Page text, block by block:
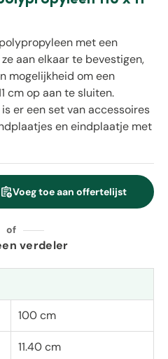
met een
aan elkaar te bevestigen,
mogelijkheid om een
cm op aan te sluiten.
er een set van accessoires
en eindplaatje met
hoeveelheid
assignment_add Voeg toe aan offertelijst
of
verdeler
100 cm
11.40 cm